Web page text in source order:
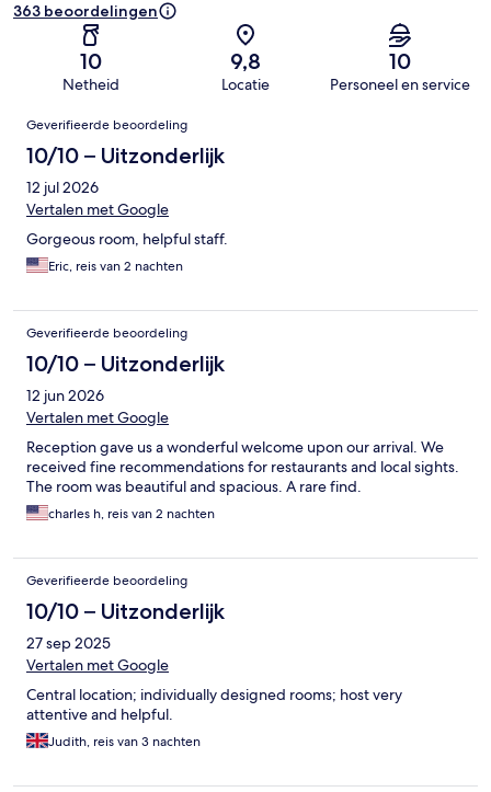
363 beoordelingen
10
Netheid
9,8
Locatie
10
Personeel en service
Beoordelingen
Geverifieerde beoordeling
10/10 – Uitzonderlijk
12 jul 2026
Vertalen met Google
Gorgeous room, helpful staff.
Eric, reis van 2 nachten
Geverifieerde beoordeling
10/10 – Uitzonderlijk
12 jun 2026
Vertalen met Google
Reception gave us a wonderful welcome upon our arrival. We
received fine recommendations for restaurants and local sights.
The room was beautiful and spacious. A rare find.
charles h, reis van 2 nachten
Geverifieerde beoordeling
10/10 – Uitzonderlijk
27 sep 2025
Vertalen met Google
Central location; individually designed rooms; host very
attentive and helpful.
Judith, reis van 3 nachten